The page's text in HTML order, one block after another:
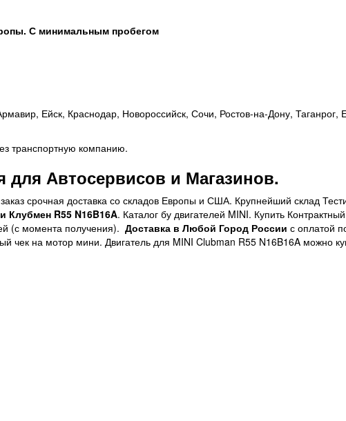
С минимальным пробегом
Ейск, Краснодар, Новороссийск, Сочи, Ростов-на-Дону,
транспортную компанию.
Автосервисов и Магазинов.
срочная доставка со складов Европы и США. Крупнейший склад
Клубмен R55 N16B16A. Каталог бу двигателей MINI. Купить
(с момента получения). Доставка в Любой Город России с оплатой
чек на мотор мини. Двигатель для MINI Clubman R55 N16B16A можно